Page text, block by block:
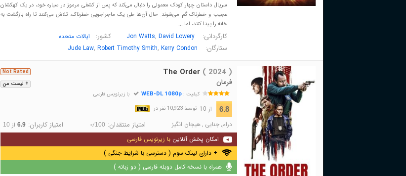
سریال داستان چهار کودک معمولی را دنبال می‌کند که پس از کشفی مرموز در سیاره خود، در یک کهکشان
عجیب و خطرناک گم می‌شوند. حال آن‌ها طی یک ماجراجویی خطرناک، تلاش می‌کنند تا راه بازگشت به
خانه را پیدا کنند، اما ...
کارگردانی: Jon Watts, David Lowery کشور: ایالات متحده
ستارگان: Jude Law, Robert Timothy Smith, Kerry Condon
+ لیست من
Not Rated The Order( 2024 )
فرمان
کیفیت :WEB-DL 1080p با زیرنویس فارسی
6.8 از 10 توسط 10,923 نفر در
درام, جنایی , هیجان انگیز امتیاز منتقدان: -/100 امتیاز کاربران: 6.9 از 10
امکان پخش آنلاین با زیرنویس فارسی
+ دارای لینک سوم ( دسترسی با شرایط جنگی )
همراه با نسخه کامل دوبله فارسی ( دو زبانه )